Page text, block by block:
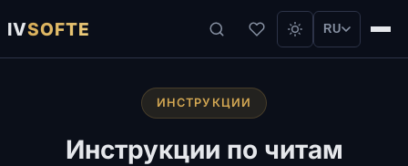
IVSOFTE RU
ИНСТРУКЦИИ
Инструкции по читам